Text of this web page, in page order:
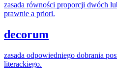
zasada równości proporcji dwóch
prawnie a priori.
decorum
zasada odpowiedniego dobrania
literackiego.